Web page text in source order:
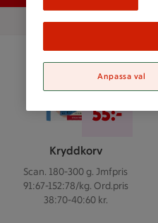
Kryddkorv
Scan. 180-300 g. Jmfpris
91:67-152:78/kg. Ord.pris
38:70-40:60 kr.
2 för 55 kr
55:-
Anpassa val